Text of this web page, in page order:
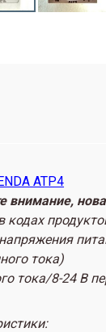
ATP4
внимание,
кодах
тока)
тока/8-24 В